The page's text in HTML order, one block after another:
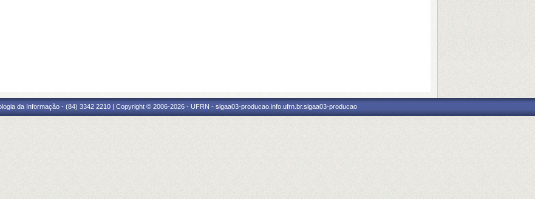
da Informação - (84) 3342 2210 | Copyright © 2006-2026 - UFRN - sigaa03-producao.info.ufrn.br.sigaa03-producao